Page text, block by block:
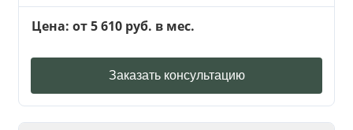
Цена: от 5 610 руб. в мес.
Заказать консультацию